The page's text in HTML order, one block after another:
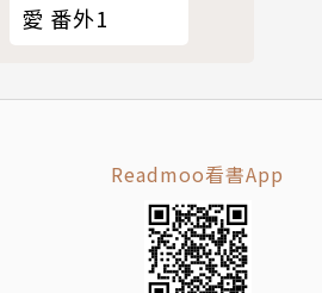
愛 番外1
Readmoo看書App